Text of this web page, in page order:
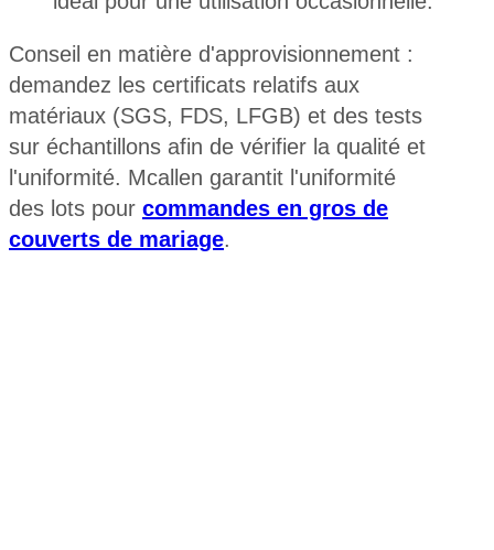
Conseil en matière d'approvisionnement :
demandez les certificats relatifs aux
matériaux (SGS, FDS, LFGB) et des tests
sur échantillons afin de vérifier la qualité et
l'uniformité. Mcallen garantit l'uniformité
des lots pour commandes en gros de
couverts de mariage.